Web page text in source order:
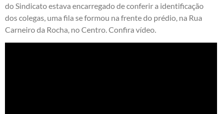
do Sindicato estava encarregado de conferir a identificação
dos colegas, uma fila se formou na frente do prédio, na Rua
Carneiro da Rocha, no Centro. Confira vídeo.